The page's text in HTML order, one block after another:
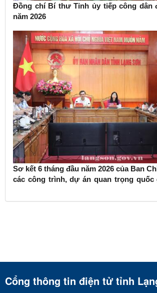
Đồng chí Bí thư Tỉnh ủy tiếp công dân
năm 2026
Sơ kết 6 tháng đầu năm 2026 của Ban
các công trình, dự án quan trọng quốc
Cổng thông tin điện tử tỉnh